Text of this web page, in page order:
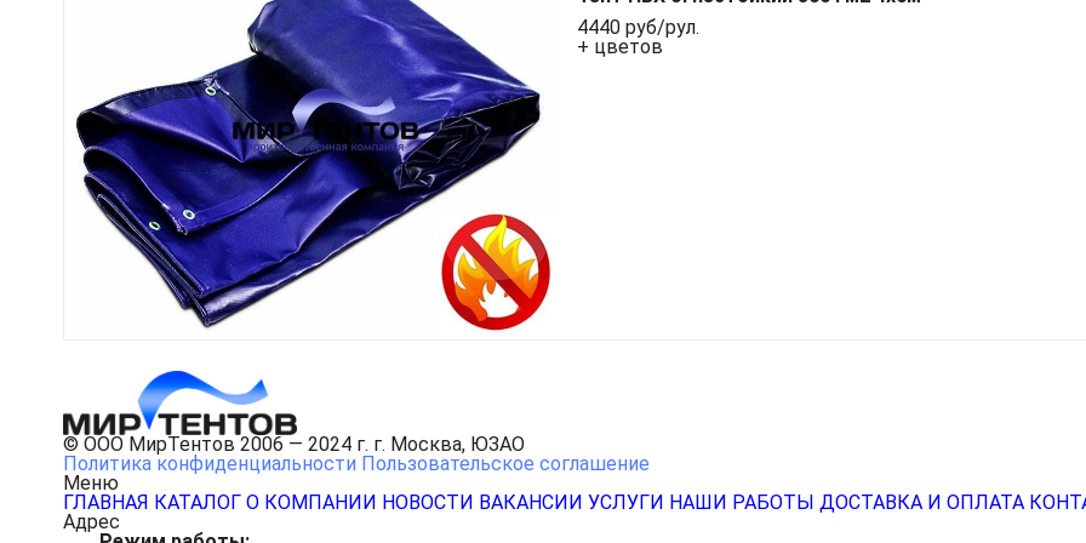
4440 руб/рул.
+ цветов
© ООО МирТентов 2006 — 2024 г. г. Москва, ЮЗАО
Политика конфиденциальности Пользовательское соглашение
Меню
ГЛАВНАЯ КАТАЛОГ О КОМПАНИИ НОВОСТИ ВАКАНСИИ УСЛУГИ НАШИ РАБОТЫ ДОСТАВКА И ОПЛАТА
Адрес